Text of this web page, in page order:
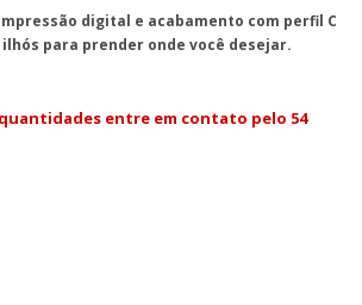
digital e acabamento com perfil C
para prender onde você desejar.
entre em contato pelo 54